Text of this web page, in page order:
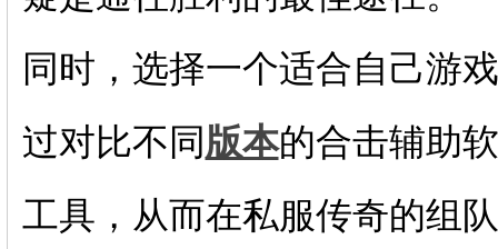
同时，选择一个适合自己游
过对比不同版本的合击辅助
工具，从而在私服传奇的组